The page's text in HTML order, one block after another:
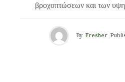
βροχοπτώσεων και των
By Fresher